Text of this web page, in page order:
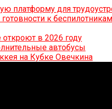
платформу для
к беспилотникам
в 2026 году
автобусы
на Кубке Овечкина